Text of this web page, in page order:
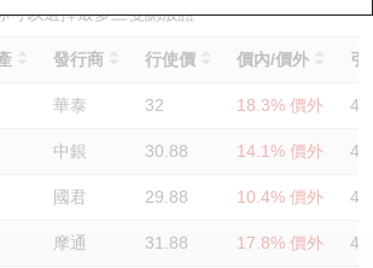
可以選擇最多三隻認股證
發行商 行使價 價內/價外 引
華泰 32 18.3% 價外
中銀 30.88 14.1% 價外
國君 29.88 10.4% 價外
摩通 31.88 17.8% 價外